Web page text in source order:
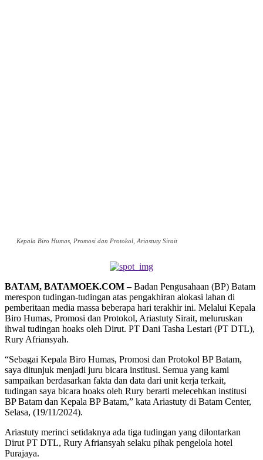
Kepala Biro Humas, Promosi dan Protokol, Ariastuty Sirait
BATAM, BATAMOEK.COM –Badan Pengusahaan (BP) Batam
merespon tudingan-tudingan atas pengakhiran alokasi lahan di
pemberitaan media massa beberapa hari terakhir ini. Melalui Kepala
Biro Humas, Promosi dan Protokol, Ariastuty Sirait, meluruskan
ihwal tudingan hoaks oleh Dirut. PT Dani Tasha Lestari (PT DTL),
Rury Afriansyah.
“Sebagai Kepala Biro Humas, Promosi dan Protokol BP Batam,
saya ditunjuk menjadi juru bicara institusi. Semua yang kami
sampaikan berdasarkan fakta dan data dari unit kerja terkait,
tudingan saya bicara hoaks oleh Rury berarti melecehkan institusi
BP Batam dan Kepala BP Batam,” kata Ariastuty di Batam Center,
Selasa, (19/11/2024).
Ariastuty merinci setidaknya ada tiga tudingan yang dilontarkan
Dirut PT DTL, Rury Afriansyah selaku pihak pengelola hotel
Purajaya.